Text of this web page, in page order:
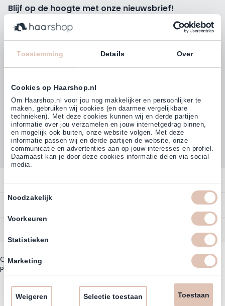
Toestemming Details Over
Cookies op Haarshop.nl
Om Haarshop.nl voor jou nog makkelijker en persoonlijker te
maken, gebruiken wij cookies (en daarmee vergelijkbare
technieken). Met deze cookies kunnen wij en derde partijen
informatie over jou verzamelen en jouw internetgedrag binnen,
en mogelijk ook buiten, onze website volgen. Met deze
informatie passen wij en derde partijen de website, onze
communicatie en advertenties aan op jouw interesses en profiel.
Daarnaast kan je door deze cookies informatie delen via social
media.
Noodzakelijk
Voorkeuren
Statistieken
Marketing
Toestaan
Selectie toestaan
Weigeren
Contact
Overzicht
Contact
Account
Uitzonderingen acties
Annuleren
Bezorgen
Retourneren
Omruilen
Assortiment
Nieuwsbrief & Kortingscode
Account informatie
Blijf op de hoogte met onze nieuwsbrief!
Ontvang wekelijks de beste kortingsacties, tips en nieuws
rechtstreeks in jou e-mailbox.
E-mailadres
Inschrijven
Volg ons
Klanten beoordelen ons met
4,77 (38.000+)
Copyright © 2003 - 2026 - Haarshoppro.nl
Privacy beleid